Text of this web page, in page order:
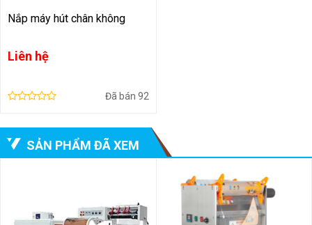
Nắp máy hút chân không
Liên hệ
Đã bán 92
SẢN PHẨM ĐÃ XEM